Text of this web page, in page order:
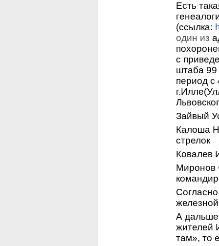
Есть
(ссылка:
один из
с
штаба 99
период с
Зайвый
Калоша
стрелок
Ковалев
Миронов
А
жителей
там», то